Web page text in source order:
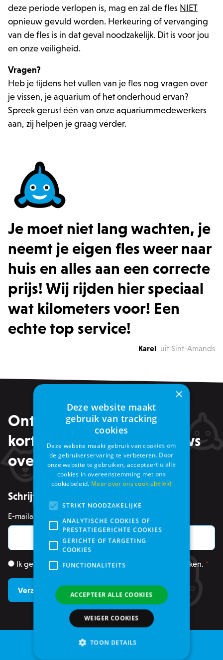
deze periode verlopen is, mag en zal de fles NIET
opnieuw gevuld worden. Herkeuring of vervanging
van de fles is in dat geval noodzakelijk. Dit is voor jou
en onze veiligheid.
Vragen?
Heb je tijdens het vullen van je fles nog vragen over
je vissen, je aquarium of het onderhoud ervan?
Spreek gerust één van onze aquariummedewerkers
aan, zij helpen je graag verder.
Je moet niet lang wachten, je
neemt je eigen fles weer naar
huis en alles aan een correcte
prijs! Wij rijden hier speciaal
wat kilometers voor! Een
echte top service!
Karel uit Sint-Amands
Ontvang alle promoties &
kortingen, maar ook nieuws
over events in je mailbox
Schrijf je in voor de nieuwsbrief
E-mailadres
Ik geef toestemming om mijn gegevens te gebruiken. *
×
Deze website maakt
gebruik van tracking
cookies
Deze website maakt gebruik van cookies om
de gebruikerservaring te verbeteren. Door
onze website te gebruiken, accepteert u alle
cookies in overeenstemming met ons
cookiebeleid. Meer over ons cookiebeleid
STRIKT NOODZAKELIJKE
ANALYTISCHE COOKIES OF
PRESTATIEGERICHTE COOKIES
GERICHTE OF TARGETING
COOKIES
FUNCTIONALITEITS
ACCEPTEER ALLE COOKIES
WEIGER COOKIES
TOON DETAILS